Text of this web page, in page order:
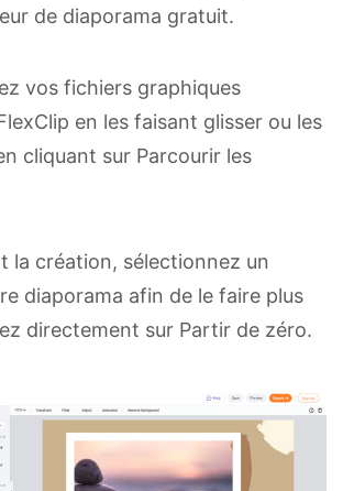
de diaporama gratuit.
vos fichiers graphiques
en les faisant glisser ou les
cliquant sur Parcourir les
la création, sélectionnez un
diaporama afin de le faire plus
directement sur Partir de zéro.